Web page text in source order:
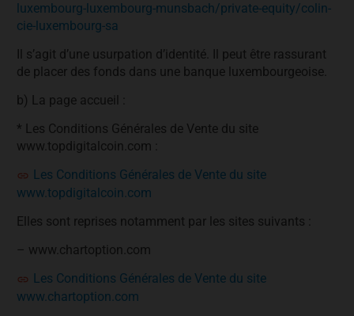
luxembourg-luxembourg-munsbach/private-equity/colin-
cie-luxembourg-sa
Il s’agit d’une usurpation d’identité. Il peut être rassurant
de placer des fonds dans une banque luxembourgeoise.
b) La page accueil :
* Les Conditions Générales de Vente du site
www.topdigitalcoin.com :
Les Conditions Générales de Vente du site
www.topdigitalcoin.com
Elles sont reprises notamment par les sites suivants :
– www.chartoption.com
Les Conditions Générales de Vente du site
www.chartoption.com